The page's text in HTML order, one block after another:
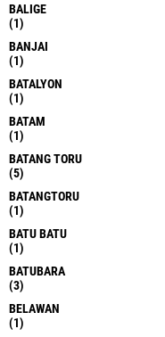
BALIGE
(1)
BANJAI
(1)
BATALYON
(1)
BATAM
(1)
BATANG TORU
(5)
BATANGTORU
(1)
BATU BATU
(1)
BATUBARA
(3)
BELAWAN
(1)